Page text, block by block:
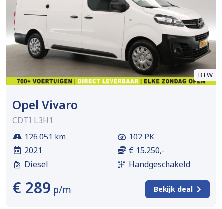
BTW
Opel Vivaro
CDTI L3H1
126.051 km
2021
Diesel
102 PK
€ 15.250,-
Handgeschakeld
€ 289 p/m Bekijk deal